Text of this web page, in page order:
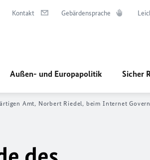
Kontakt Gebärdensprache
Außen- und Europapolitik Sicher
Amt, Norbert Riedel, beim Internet